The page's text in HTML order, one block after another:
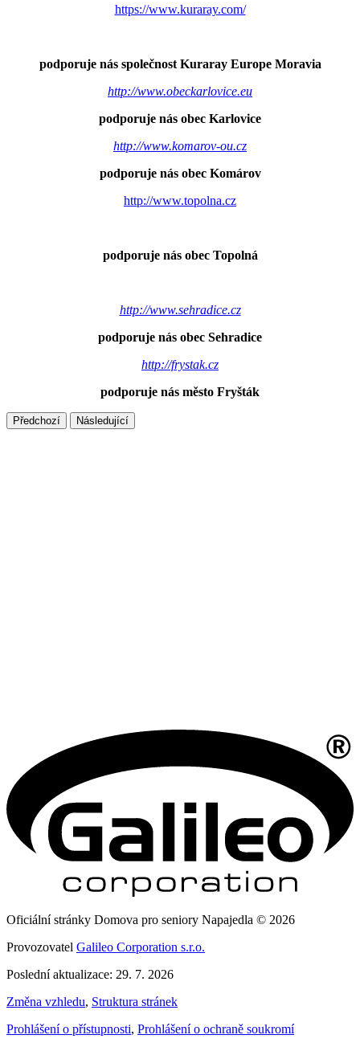
https://www.kuraray.com/
podporuje nás společnost Kuraray Europe Moravia
http://www.obeckarlovice.eu
podporuje nás obec Karlovice
http://www.komarov-ou.cz
podporuje nás obec Komárov
http://www.topolna.cz
podporuje nás obec Topolná
http://www.sehradice.cz
podporuje nás obec Sehradice
http://frystak.cz
podporuje nás město Fryšták
Předchozí Následující
Oficiální stránky Domova pro seniory Napajedla © 2026
Provozovatel Galileo Corporation s.r.o.
Poslední aktualizace: 29. 7. 2026
Změna vzhledu, Struktura stránek
Prohlášení o přístupnosti, Prohlášení o ochraně soukromí